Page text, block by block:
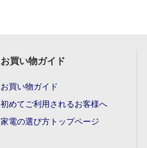
お買い物ガイド
お買い物ガイド
初めてご利用されるお客様へ
家電の選び方トップページ